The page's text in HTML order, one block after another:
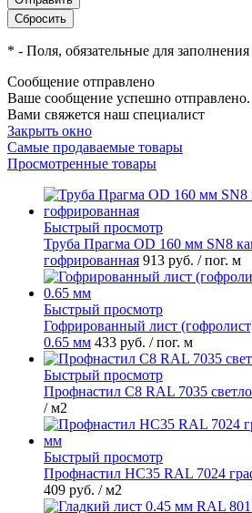
* - Поля, обязательные для заполнения
Сообщение отправлено
Ваше сообщение успешно
Вами свяжется наш специалист
Закрыть окно
Самые продаваемые товары
Просмотренные товары
Быстрый просмотр
Труба Прагма OD 160 мм SN8
гофрированная 913 руб. / пог. м
Быстрый просмотр
Гофрированный лист
0.65 мм 433 руб. / пог. м
Быстрый просмотр
Профнастил С8 RAL 7035
/ м2
Быстрый просмотр
Профнастил НС35 RAL 7024
409 руб. / м2